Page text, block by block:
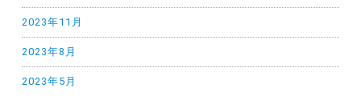
2023年11月
2023年8月
2023年5月